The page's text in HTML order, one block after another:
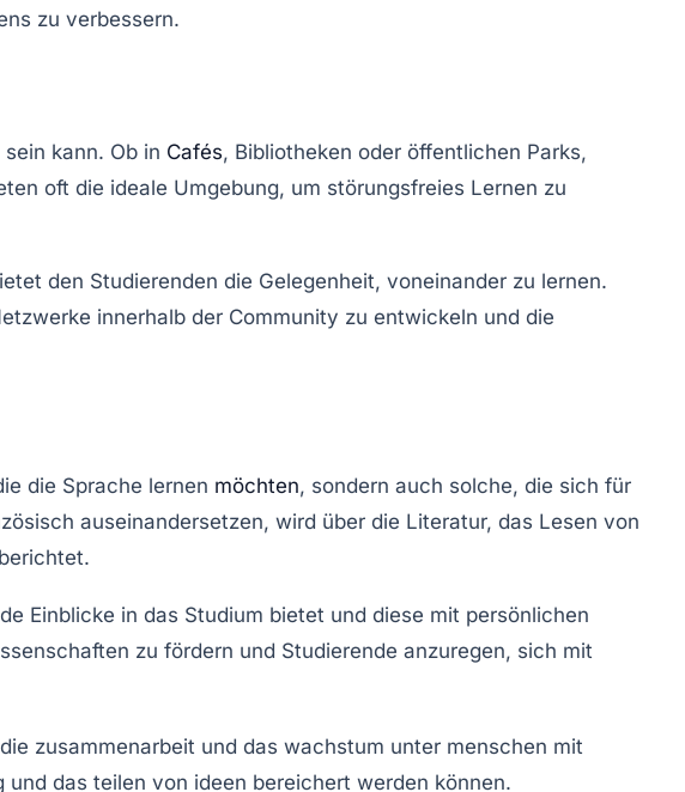
zu verbessern.
kann. Ob in Cafés, Bibliotheken oder öffentlichen Parks,
oft die ideale Umgebung, um störungsfreies Lernen zu
den Studierenden die Gelegenheit, voneinander zu lernen.
innerhalb der Community zu entwickeln und die
die Sprache lernen möchten, sondern auch solche, die sich für
auseinandersetzen, wird über die Literatur, das Lesen von
Einblicke in das Studium bietet und diese mit persönlichen
zu fördern und Studierende anzuregen, sich mit